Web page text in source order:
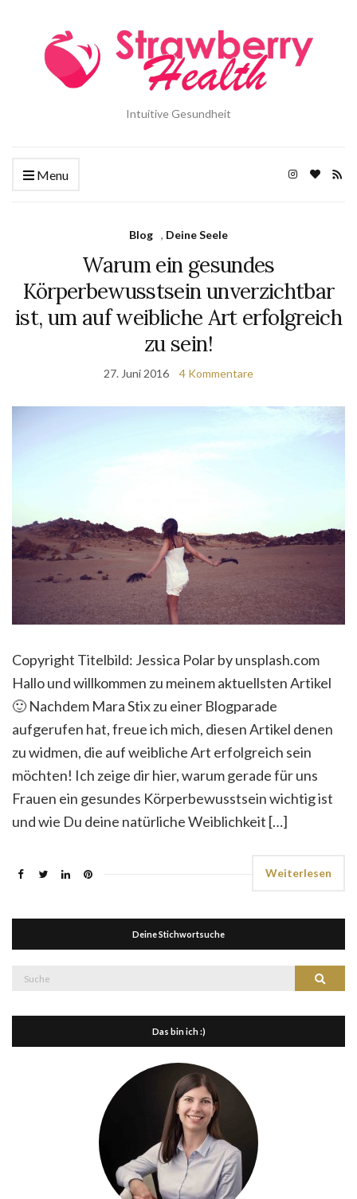
Intuitive Gesundheit
Menu
Blog , Deine Seele
Warum ein gesundes
Körperbewusstsein unverzichtbar
ist, um auf weibliche Art erfolgreich
zu sein!
27. Juni 2016 4 Kommentare
Copyright Titelbild: Jessica Polar by unsplash.com
Hallo und willkommen zu meinem aktuellsten Artikel
🙂 Nachdem Mara Stix zu einer Blogparade
aufgerufen hat, freue ich mich, diesen Artikel denen
zu widmen, die auf weibliche Art erfolgreich sein
möchten! Ich zeige dir hier, warum gerade für uns
Frauen ein gesundes Körperbewusstsein wichtig ist
und wie Du deine natürliche Weiblichkeit […]
Weiterlesen
Deine Stichwortsuche
Suche
Das bin ich :)